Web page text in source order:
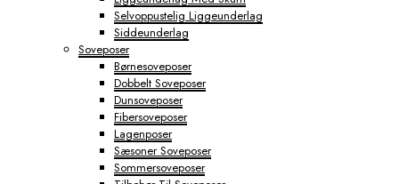
Selvoppustelig Liggeunderlag
Siddeunderlag
Soveposer
Børnesoveposer
Dobbelt Soveposer
Dunsoveposer
Fibersoveposer
Lagenposer
Sæsoner Soveposer
Sommersoveposer